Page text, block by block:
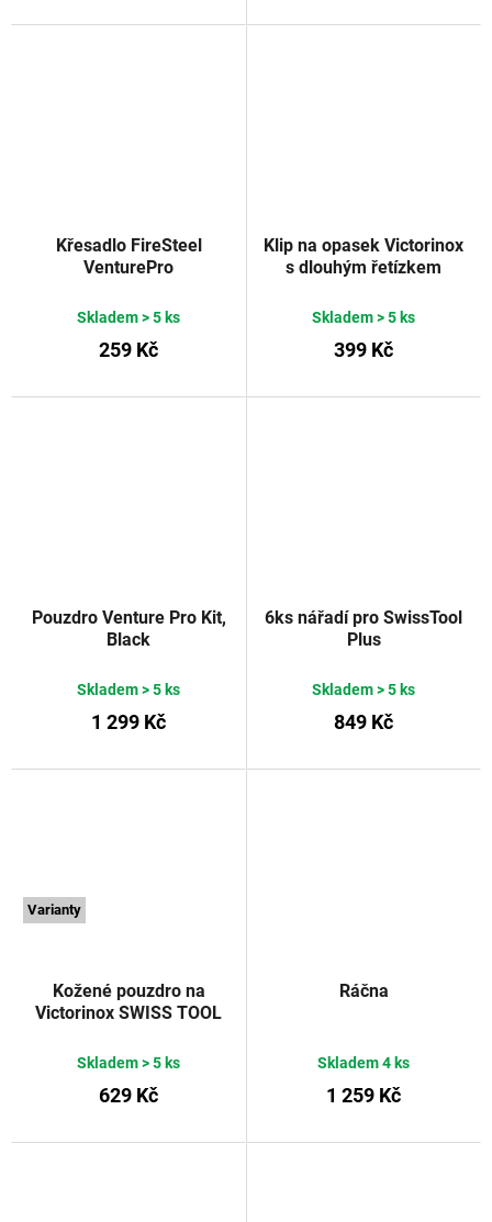
Křesadlo FireSteel
VenturePro
Skladem> 5 ks
259 Kč
Klip na opasek Victorinox
s dlouhým řetízkem
Skladem> 5 ks
399 Kč
Pouzdro Venture Pro Kit,
Black
Skladem> 5 ks
1 299 Kč
6ks nářadí pro SwissTool
Plus
Skladem> 5 ks
849 Kč
Varianty
Kožené pouzdro na
Victorinox SWISS TOOL
Skladem> 5 ks
629 Kč
Ráčna
Skladem4 ks
1 259 Kč